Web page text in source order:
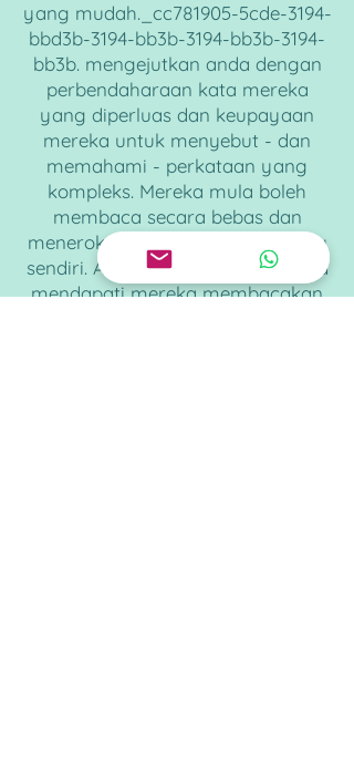
yang mudah._cc781905-5cde-3194-
bbd3b-3194-bb3b-3194-bb3b-3194-
bb3b. mengejutkan anda dengan
perbendaharaan kata mereka
yang diperluas dan keupayaan
mereka untuk menyebut - dan
memahami - perkataan yang
kompleks. Mereka mula boleh
membaca secara bebas dan
meneroka cerita dan buku baharu
sendiri. Anda akan terkejut apabila
mendapati mereka membacakan